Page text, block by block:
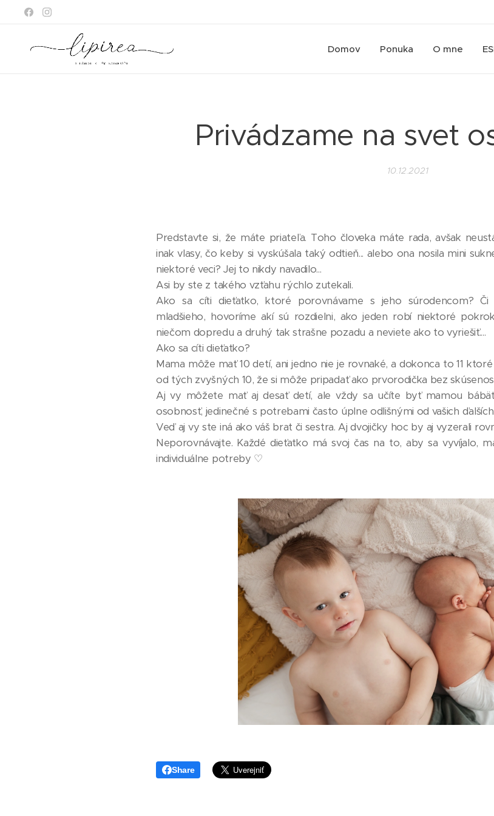
Domov Ponuka O mne
Privádzame na svet
10.12.2021
Predstavte si, že máte priateľa. Toho človeka máte rada, avšak
inak vlasy, čo keby si vyskúšala taký odtieň... alebo ona nosila mini
niektoré veci? Jej to nikdy navadilo...
Asi by ste z takého vzťahu rýchlo zutekali.
Ako sa cíti dieťatko, ktoré porovnávame s jeho súrodencom? Či
mladšieho, hovoríme akí sú rozdielni, ako jeden robí niektoré
niečom dopredu a druhý tak strašne pozadu a neviete ako to vyriešiť....
Ako sa cíti dieťatko?
Mama môže mať 10 detí, ani jedno nie je rovnaké, a dokonca to 11
od tých zvyšných 10, že si môže pripadať ako prvorodička bez
Aj vy môžete mať aj desať detí, ale vždy sa učíte byť mamou
osobnosť, jedinečné s potrebami často úplne odlišnými od vašich
Veď aj vy ste iná ako váš brat či sestra. Aj dvojičky hoc by aj vyzerali
Neporovnávajte. Každé dieťatko má svoj čas na to, aby sa vyvíjalo,
individuálne potreby ♡
Share